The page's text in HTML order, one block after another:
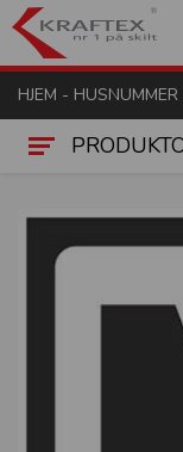
HJEM - HUSNUMMER